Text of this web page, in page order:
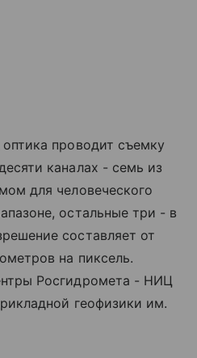
проводит съемку
каналах - семь из
для человеческого
остальные три - в
составляет от
на пиксель.
Росгидромета - НИЦ
геофизики им.